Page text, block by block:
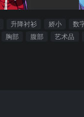
升降衬衫 娇小 数
胸部 腹部 艺术品